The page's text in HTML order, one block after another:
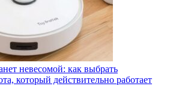
невесомой: как выбрать
который действительно работает